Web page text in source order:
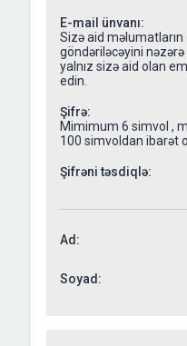
E-mail ünvanı:
Sizə aid məlumatların
göndəriləcəyini nəzərə
yalnız sizə aid olan
edin.
Şifrə:
Mimimum 6 simvol ,
100 simvoldan ibarət
Şifrəni təsdiqlə:
Ad:
Soyad: